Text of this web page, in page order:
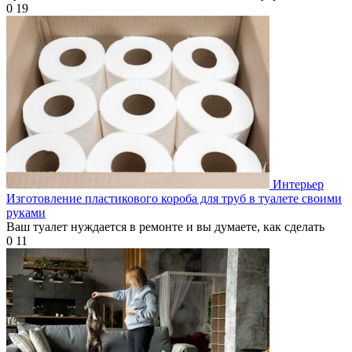
0 19
Интерьер
Изготовление пластикового короба для труб в туалете своими
руками
Ваш туалет нуждается в ремонте и вы думаете, как сделать
0 11